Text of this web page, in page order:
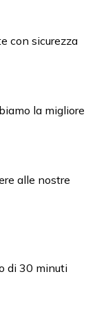
con sicurezza
la migliore
alle nostre
di 30 minuti